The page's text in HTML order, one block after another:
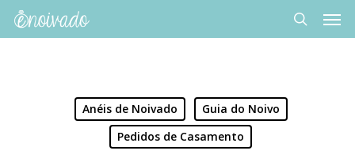
Skip
search
Anéis de Noivado
Guia do Noivo
Pedidos de Casamento